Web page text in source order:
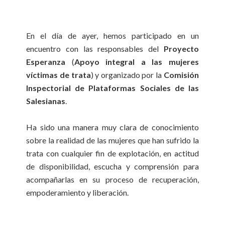
En el día de ayer, hemos participado en un
encuentro con las responsables del Proyecto
Esperanza (Apoyo integral a las mujeres
víctimas de trata) y organizado por la Comisión
Inspectorial de Plataformas Sociales de las
Salesianas.
Ha sido una manera muy clara de conocimiento
sobre la realidad de las mujeres que han sufrido la
trata con cualquier fin de explotación, en actitud
de disponibilidad, escucha y comprensión para
acompañarlas en su proceso de recuperación,
empoderamiento y liberación.